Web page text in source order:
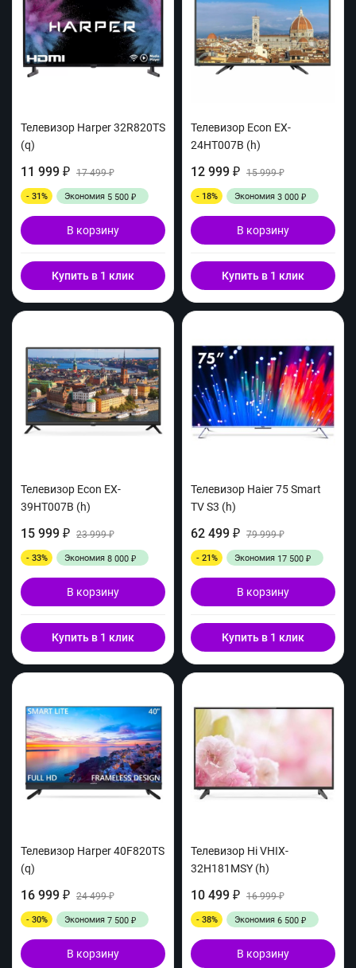
Телевизор Harper 32R820TS
(q)
11 999 ₽ 17 499₽
- 31% Экономия 5 500 ₽
В корзину
Купить в 1 клик
Телевизор Econ EX-
24HT007B (h)
12 999 ₽ 15 999₽
- 18% Экономия 3 000 ₽
В корзину
Купить в 1 клик
Телевизор Econ EX-
39HT007B (h)
15 999 ₽ 23 999₽
- 33% Экономия 8 000 ₽
В корзину
Купить в 1 клик
Телевизор Haier 75 Smart
TV S3 (h)
62 499 ₽ 79 999₽
- 21% Экономия 17 500 ₽
В корзину
Купить в 1 клик
Телевизор Harper 40F820TS
(q)
16 999 ₽ 24 499₽
- 30% Экономия 7 500 ₽
В корзину
Телевизор Hi VHIX-
32H181MSY (h)
10 499 ₽ 16 999₽
- 38% Экономия 6 500 ₽
В корзину